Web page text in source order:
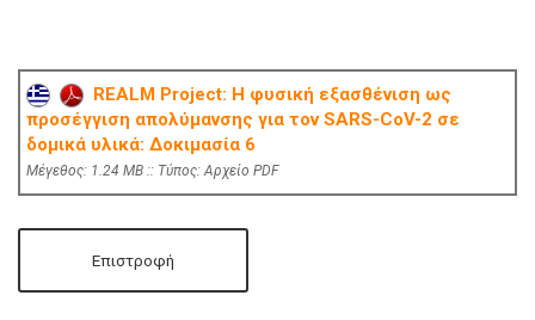
REALM Project: Η φυσική εξασθένιση ως
προσέγγιση απολύμανσης για τον SARS-CoV-2 σε
δομικά υλικά: Δοκιμασία 6
Mέγεθος: 1.24 MB :: Τύπος: Αρχείο PDF
Επιστροφή